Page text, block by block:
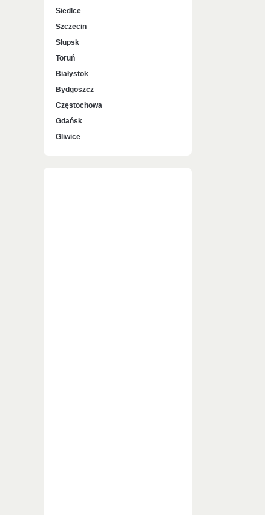
Siedlce
Szczecin
Słupsk
Toruń
Białystok
Bydgoszcz
Częstochowa
Gdańsk
Gliwice